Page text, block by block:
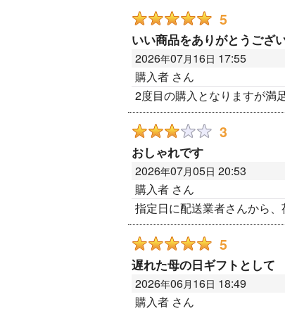
5
いい商品をありがとうござ
2026年07月 16日 17:55
購入者 さん
2度目の購入となりますが満
3
おしゃれです
2026年07月05日 20:53
購入者 さん
指定日に配送業者さんから
5
遅れた母の日ギフトとして
2026年06月 16日 18:49
購入者 さん